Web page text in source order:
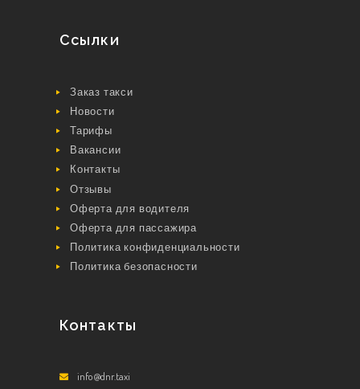
Ссылки
Заказ такси
Новости
Тарифы
Вакансии
Контакты
Отзывы
Оферта для водителя
Оферта для пассажира
Политика конфиденциальности
Политика безопасности
Контакты
info@dnr.taxi